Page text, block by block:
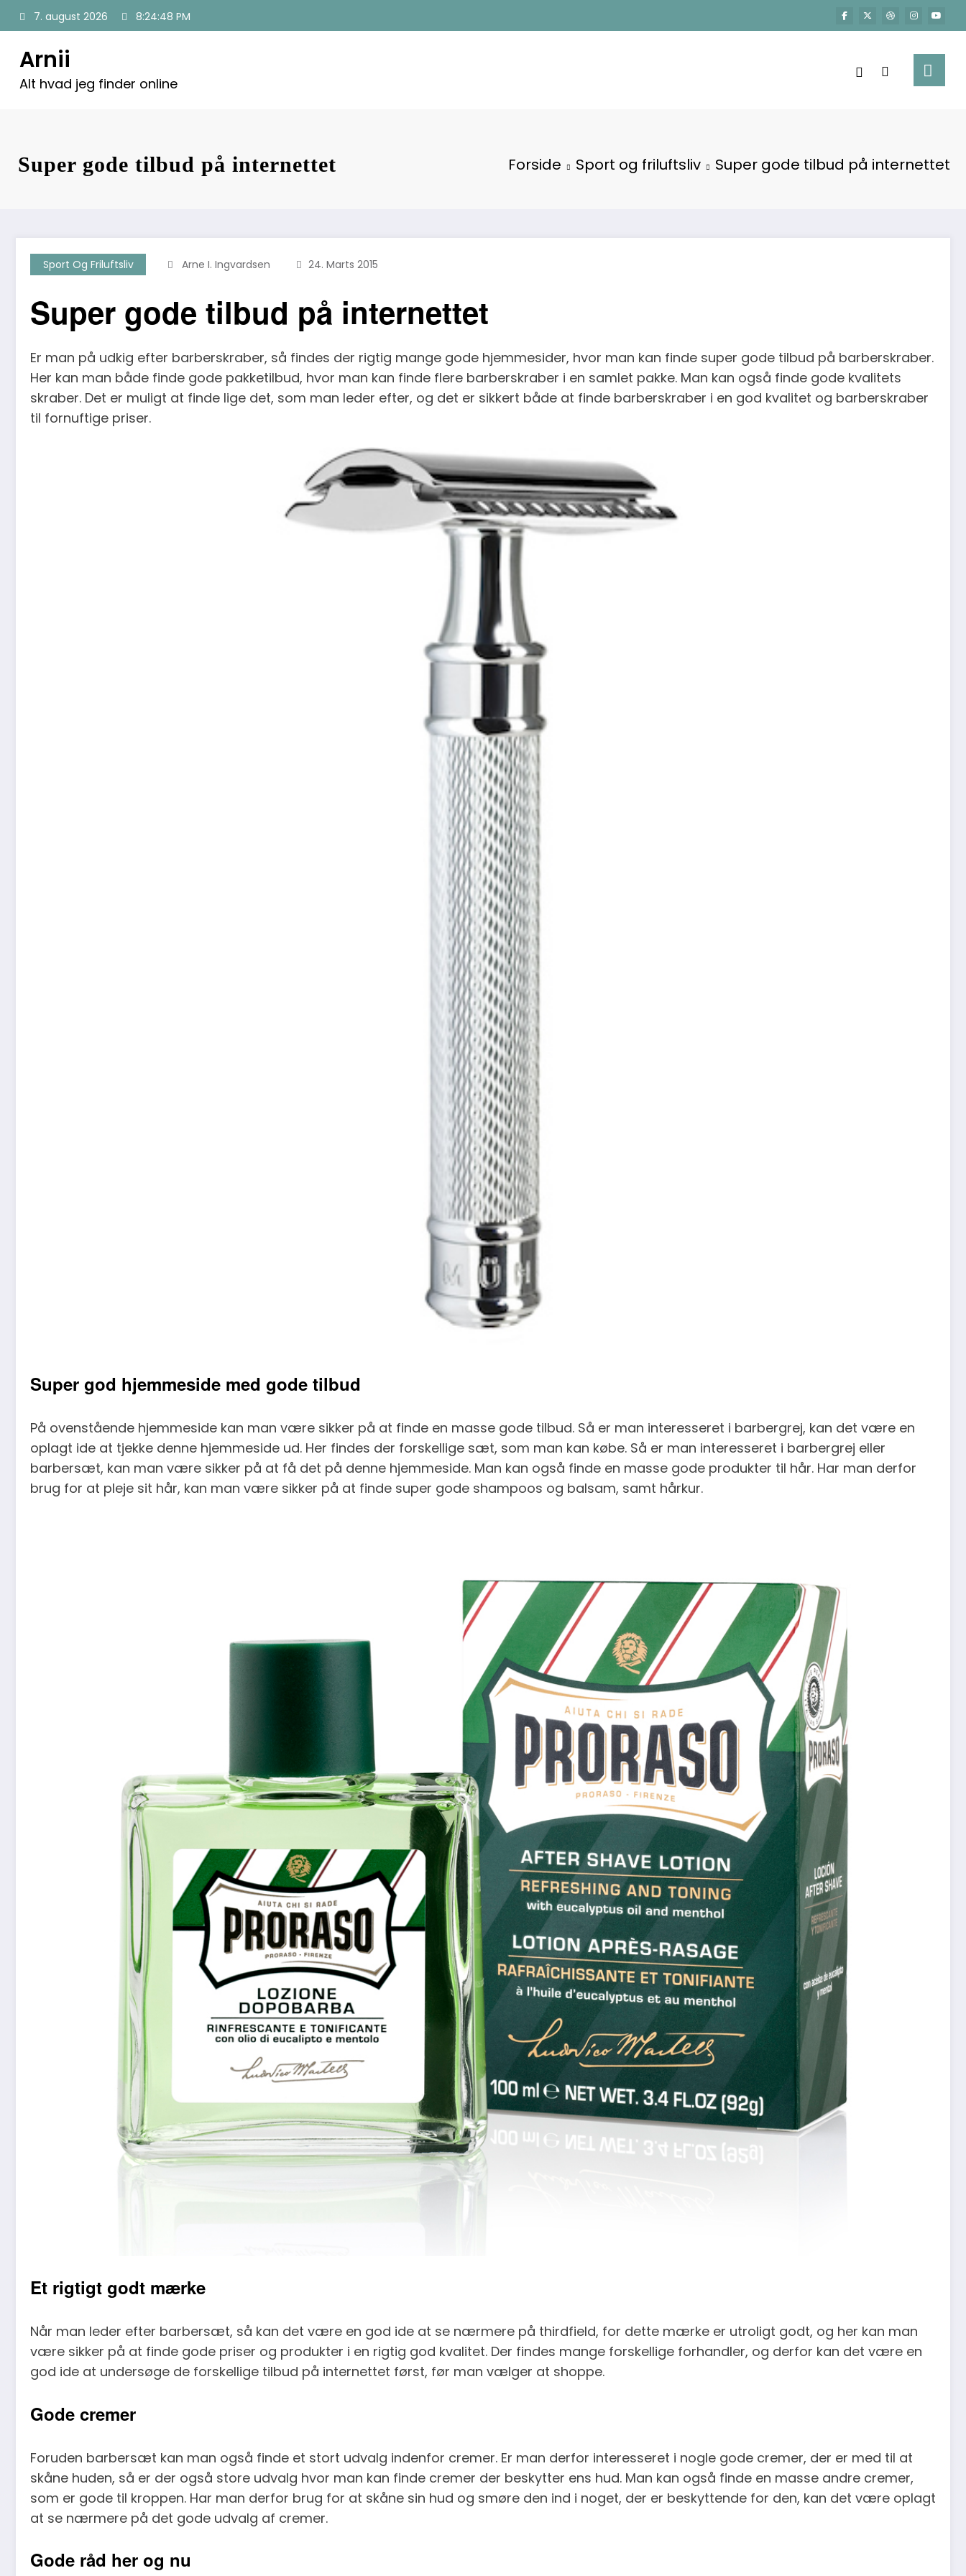
Videre7. august 2026 8:24:49 PM
Arnii
Alt hvad jeg finder online
Super gode tilbud på internettet Forside Sport og friluftsliv Super gode tilbud på internettet
Sport Og Friluftsliv Arne I. Ingvardsen 24. Marts 2015
Super gode tilbud på internettet
Er man på udkig efter barberskraber, så findes der rigtig mange gode hjemmesider, hvor man kan finde super gode tilbud på barberskraber.
Her kan man både finde gode pakketilbud, hvor man kan finde flere barberskraber i en samlet pakke. Man kan også finde gode kvalitets
skraber. Det er muligt at finde lige det, som man leder efter, og det er sikkert både at finde barberskraber i en god kvalitet og barberskraber
til fornuftige priser.
Super god hjemmeside med gode tilbud
På ovenstående hjemmeside kan man være sikker på at finde en masse gode tilbud. Så er man interesseret i barbergrej, kan det være en
oplagt ide at tjekke denne hjemmeside ud. Her findes der forskellige sæt, som man kan købe. Så er man interesseret i barbergrej eller
barbersæt, kan man være sikker på at få det på denne hjemmeside. Man kan også finde en masse gode produkter til hår. Har man derfor
brug for at pleje sit hår, kan man være sikker på at finde super gode shampoos og balsam, samt hårkur.
Et rigtigt godt mærke
Når man leder efter barbersæt, så kan det være en god ide at se nærmere på thirdfield, for dette mærke er utroligt godt, og her kan man
være sikker på at finde gode priser og produkter i en rigtig god kvalitet. Der findes mange forskellige forhandler, og derfor kan det være en
god ide at undersøge de forskellige tilbud på internettet først, før man vælger at shoppe.
Gode cremer
Foruden barbersæt kan man også finde et stort udvalg indenfor cremer. Er man derfor interesseret i nogle gode cremer, der er med til at
skåne huden, så er der også store udvalg hvor man kan finde cremer der beskytter ens hud. Man kan også finde en masse andre cremer,
som er gode til kroppen. Har man derfor brug for at skåne sin hud og smøre den ind i noget, der er beskyttende for den, kan det være oplagt
at se nærmere på det gode udvalg af cremer.
Gode råd her og nu